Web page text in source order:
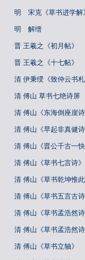
明 宋克《草书进学解
明 解缙
晋 王羲之《初月帖》
晋 王羲之《十七帖》
清 伊秉绶《致仲云书札
清 傅山 草书七绝诗屏
清 傅山《东海倒座崖诗
清 傅山《早起非真健诗
清 傅山《晋公千古一快
清 傅山《草书七言诗
清 傅山《草书乾坤惟
清 傅山《草书五言古诗
清 傅山《草书孟浩然诗
清 傅山《草书孟浩然
清 傅山《草书立轴》